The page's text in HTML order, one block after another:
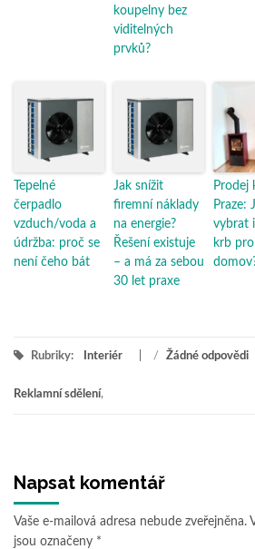
koupelny bez
viditelných
prvků?
Tepelné
čerpadlo
vzduch/voda a
údržba: proč se
není čeho bát
Jak snížit
firemní náklady
na energie?
Řešení existuje
– a má za sebou
30 let praxe
Prodej
Praze:
vybrat
krb
Rubriky: Interiér / Žádné odpovědi
Reklamní sdělení,
Napsat komentář
Vaše e-mailová adresa nebude zveřejněna.
jsou označeny *